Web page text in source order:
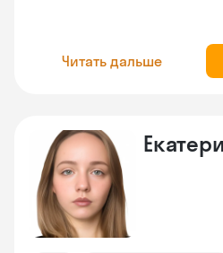
Читать дальше